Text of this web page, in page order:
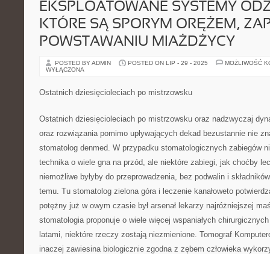
EKSPLOATOWANE SYSTEMY
KTÓRE SĄ SPORYM ORĘŻEM,
POWSTAWANIU MIAŻDŻYCY
POSTED BY ADMIN POSTED ON LIP - 29 - 2025
MOŻLIWOŚĆ
WYŁĄCZONA
Ostatnich dziesięcioleciach po mistrzowsku
Ostatnich dziesięcioleciach po mistrzowsku oraz nadzwyczaj
oraz rozwiązania pomimo upływających dekad bezustannie nie
stomatolog denmed. W przypadku stomatologicznych zabiegów
technika o wiele gna na przód, ale niektóre zabiegi, jak choćby
niemożliwe byłyby do przeprowadzenia, bez podwalin i
temu. Tu stomatolog zielona góra i leczenie kanałoweto
potężny już w owym czasie był arsenał lekarzy najróżniejszej
stomatologia proponuje o wiele więcej wspaniałych
latami, niektóre rzeczy zostają niezmienione. Tomograf
inaczej zawiesina biologicznie zgodna z zębem człowieka